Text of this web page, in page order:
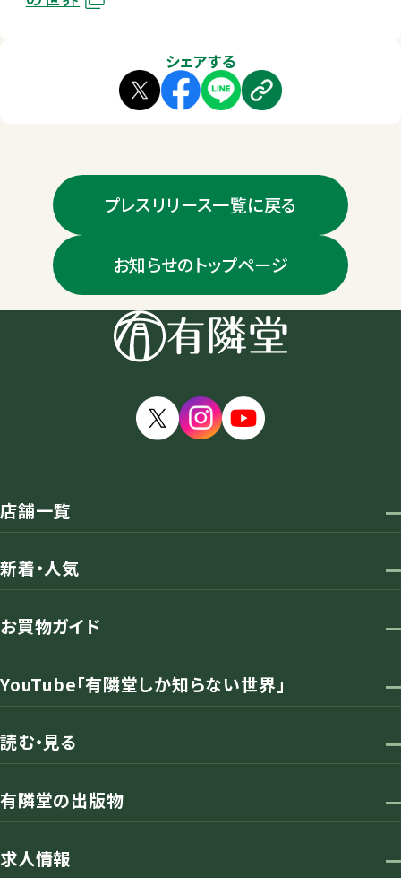
シェアする
プレスリリース一覧に戻る
お知らせのトップページ
店舗一覧
新着・人気
お買物ガイド
YouTube「有隣堂しか知らない世界」
読む・見る
有隣堂の出版物
求人情報